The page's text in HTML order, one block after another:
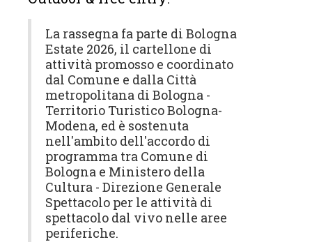
La rassegna fa parte di Bologna
Estate 2026, il cartellone di
attività promosso e coordinato
dal Comune e dalla Città
metropolitana di Bologna -
Territorio Turistico Bologna-
Modena, ed è sostenuta
nell'ambito dell'accordo di
programma tra Comune di
Bologna e Ministero della
Cultura - Direzione Generale
Spettacolo per le attività di
spettacolo dal vivo nelle aree
periferiche.